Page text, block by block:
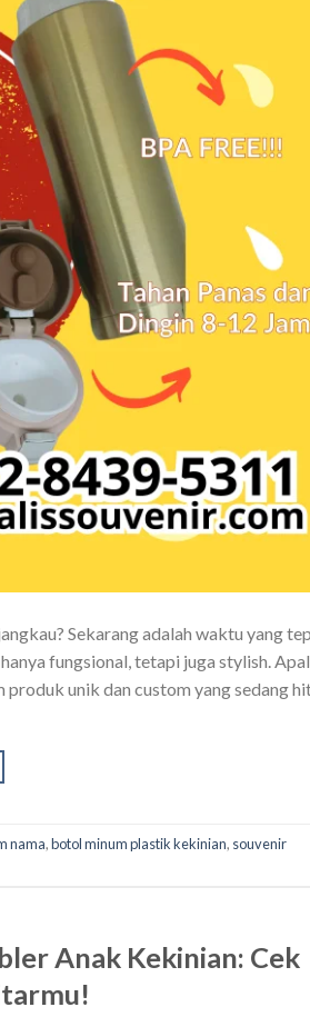
Sekarang adalah waktu yang
fungsional, tetapi juga stylish.
unik dan custom yang sedang
nama,botol minum plastik kekinian, souvenir
Anak Kekinian: Cek